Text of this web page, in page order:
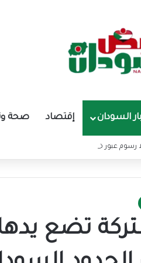
السودان إقتصاد صحة
رسوم عبور في مضيق هرمز إلا لصالح
تضع